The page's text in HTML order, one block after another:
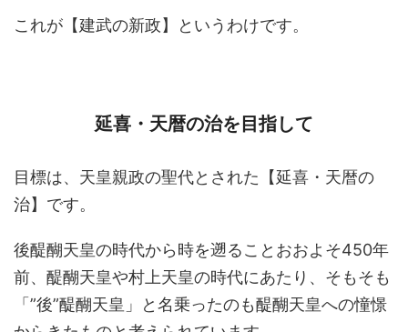
これが【建武の新政】というわけです。
延喜・天暦の治を目指して
目標は、天皇親政の聖代とされた【延喜・天暦の
治】です。
後醍醐天皇の時代から時を遡ることおおよそ450年
前、醍醐天皇や村上天皇の時代にあたり、そもそも
「”後”醍醐天皇」と名乗ったのも醍醐天皇への憧憬